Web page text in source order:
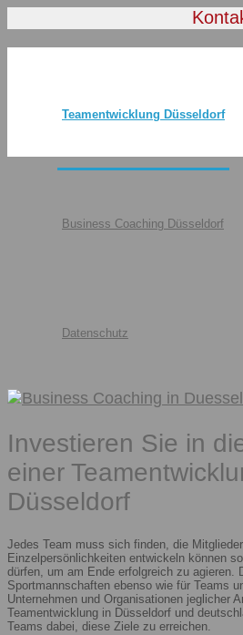
Teamentwicklung Düsseldorf
Business Coaching Düsseldorf
Datenschutz
Investieren Sie in
einer
Düsseldorf
Jedes Team muss sich finden, die
Einzelpersönlichkeiten entwickeln können
dürfen, um am Ende erfolgreich zu agieren.
Sportmannschaften ebenso wie für Teams
Unternehmen und Organisationen jeglicher
Teamentwicklung in Düsseldorf und
Teams dabei, diese Ziele zu erreichen.